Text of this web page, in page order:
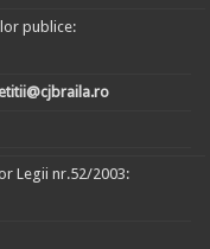
publice:
Legii nr.52/2003: